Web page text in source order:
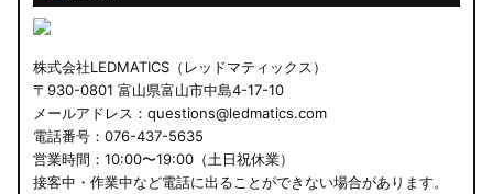
株式会社LEDMATICS（レッドマティックス）
〒930-0801 富山県富山市中島4-17-10
メールアドレス：questions@ledmatics.com
電話番号：076-437-5635
営業時間：10:00〜19:00（土日祝休業）
接客中・作業中など電話に出ることができない場合があります。